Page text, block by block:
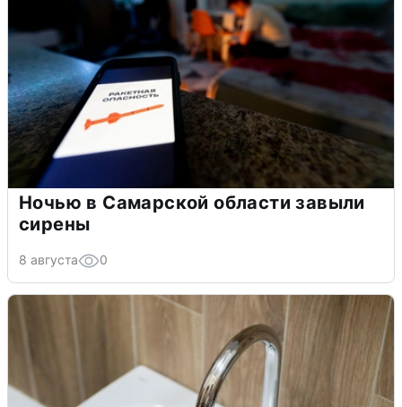
Ночью в Самарской области завыли
сирены
8 августа 0